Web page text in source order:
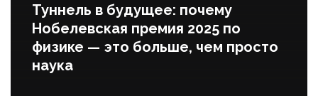
Туннель в будущее: почему
Нобелевская премия 2025 по
физике — это больше, чем просто
наука